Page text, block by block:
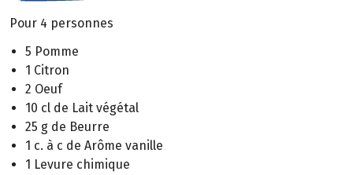
Pour 4 personnes
5 Pomme
1 Citron
2 Oeuf
10 cl de Lait végétal
25 g de Beurre
1 c. à c de Arôme vanille
1 Levure chimique